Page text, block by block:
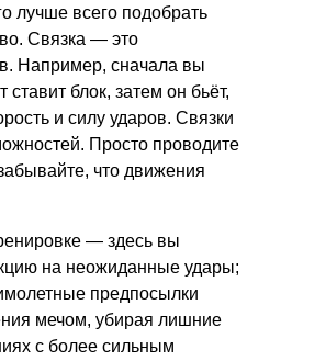
лучше всего подобрать
Связка — это
Например, сначала вы
блок, затем он бьёт,
и силу ударов. Связки
Просто проводите
что движения
— здесь вы
на неожиданные удары;
предпосылки
мечом, убирая лишние
с более сильным